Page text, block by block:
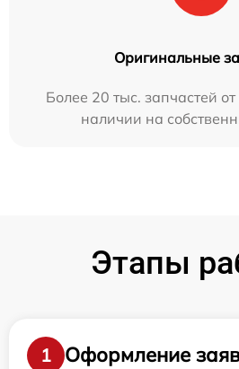
Оригинальные
Более 20 тыс. запчастей
наличии на
Этапы
1
Оформление